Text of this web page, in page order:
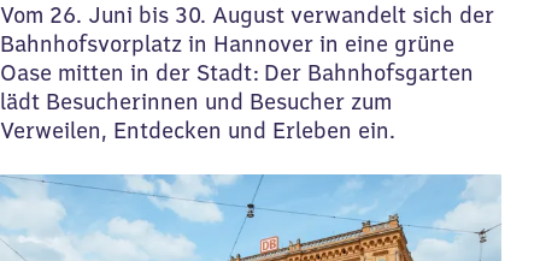
Vom 26. Juni bis 30. August verwandelt sich der
Bahnhofsvorplatz in Hannover in eine grüne
Oase mitten in der Stadt: Der Bahnhofsgarten
lädt Besucherinnen und Besucher zum
Verweilen, Entdecken und Erleben ein.